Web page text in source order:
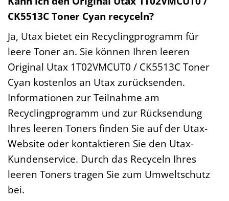
CK5513C Toner Cyan recyceln?
Ja, Utax bietet ein Recyclingprogramm für
leere Toner an. Sie können Ihren leeren
Original Utax 1T02VMCUT0 / CK5513C Toner
Cyan kostenlos an Utax zurücksenden.
Informationen zur Teilnahme am
Recyclingprogramm und zur Rücksendung
Ihres leeren Toners finden Sie auf der Utax-
Website oder kontaktieren Sie den Utax-
Kundenservice. Durch das Recyceln Ihres
leeren Toners tragen Sie zum Umweltschutz
bei.